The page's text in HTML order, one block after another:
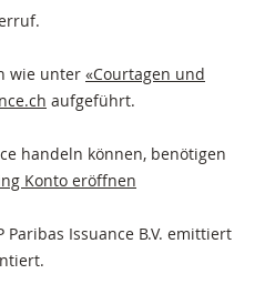
wie unter «Courtagen und
aufgeführt.
handeln können, benötigen
Konto eröffnen
Issuance B.V. emittiert